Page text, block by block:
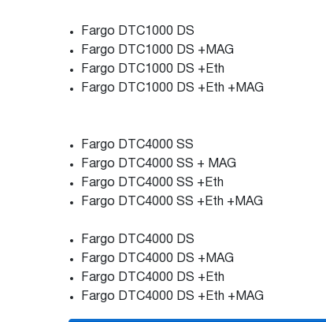
Fargo DTC1000 DS
Fargo DTC1000 DS +MAG
Fargo DTC1000 DS +Eth
Fargo DTC1000 DS +Eth +MAG
Fargo DTC4000 SS
Fargo DTC4000 SS + MAG
Fargo DTC4000 SS +Eth
Fargo DTC4000 SS +Eth +MAG
Fargo DTC4000 DS
Fargo DTC4000 DS +MAG
Fargo DTC4000 DS +Eth
Fargo DTC4000 DS +Eth +MAG